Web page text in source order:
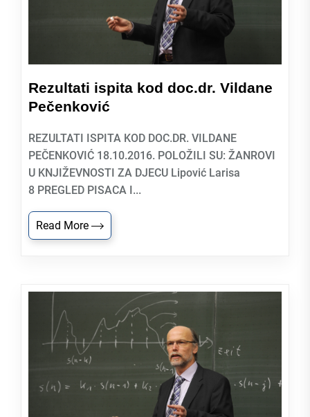
Rezultati ispita kod doc.dr. Vildane
Pečenković
REZULTATI ISPITA KOD DOC.DR. VILDANE
PEČENKOVIĆ 18.10.2016. POLOŽILI SU: ŽANROVI
U KNJIŽEVNOSTI ZA DJECU Lipović Larisa
8 PREGLED PISACA I...
Read More